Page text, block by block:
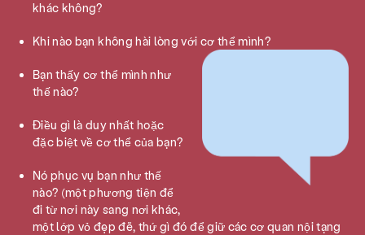
khác không?
Khi nào bạn không hài lòng với cơ thể mình?
Bạn thấy cơ thể mình như
thế nào?
Điều gì là duy nhất hoặc
đặc biệt về cơ thể của bạn?
Nó phục vụ bạn như thế
nào? (một phương tiện để
đi từ nơi này sang nơi khác,
một lớp vỏ đẹp đẽ, thứ gì đó để giữ các cơ quan nội tạng